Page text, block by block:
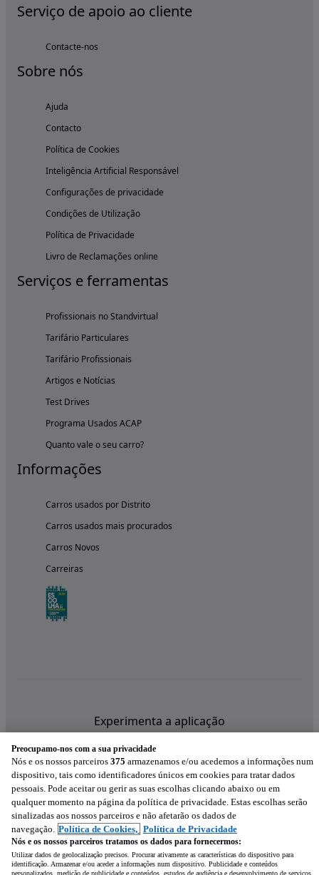
Serviço de apoio ao cliente
Contacte-nos
Sobre nós
Ajuda
Contacto
Política de Cookies
Inteligência Artificial Responsável
Configurações de privacidade
Condições de Utilização
Política de Privacidade
Livro de Reclamações online
Serviços e ferramentas
Profissionais no Standvirtual
Tarifário Particulares
Tarifário Profissionais
Artigos e Notícias
Test Drives
Programa Usados ACAP
Quanto vale o seu carro?
Informações
Carros usados por Distrito
Carros usados mais procurados
Carros Novos
Carreiras
Experimenta a aplicação
Preocupamo-nos com a sua privacidade
Nós e os nossos parceiros 375 armazenamos e/ou acedemos a informações num
dispositivo, tais como identificadores únicos em cookies para tratar dados
pessoais. Pode aceitar ou gerir as suas escolhas clicando abaixo ou em
qualquer momento na página da política de privacidade. Estas escolhas serão
sinalizadas aos nossos parceiros e não afetarão os dados de
navegação. Política de Cookies, Política de Privacidade
Nós e os nossos parceiros tratamos os dados para fornecermos:
Utilizar dados de geolocalização precisos. Procurar ativamente as características do dispositivo para
identificação. Armazenar e/ou aceder a informações num dispositivo. Publicidade e conteúdos
personalizados, medição de publicidade e conteúdos, estudos de audiência e desenvolvimento de serviços.